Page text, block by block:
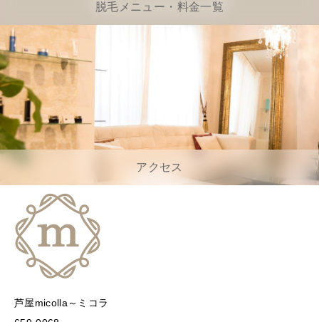
脱毛メニュー・料金一覧
アクセス
芦屋micolla～ミコラ